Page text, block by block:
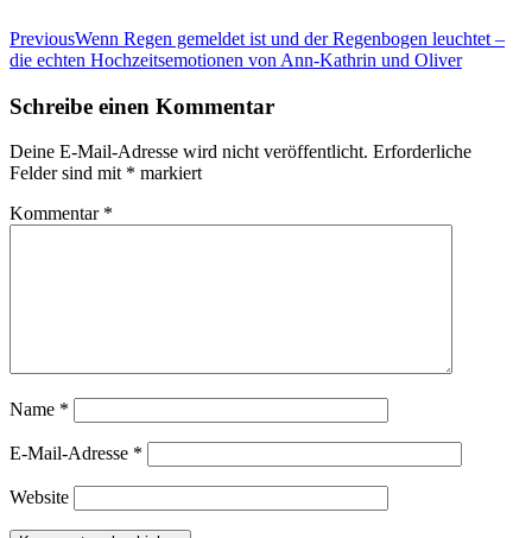
Beitragsnavigation
PreviousWenn Regen gemeldet ist und der Regenbogen leuchtet –
die echten Hochzeitsemotionen von Ann-Kathrin und Oliver
Schreibe einen Kommentar
Deine E-Mail-Adresse wird nicht veröffentlicht. Erforderliche
Felder sind mit * markiert
Kommentar *
Name *
E-Mail-Adresse *
Website